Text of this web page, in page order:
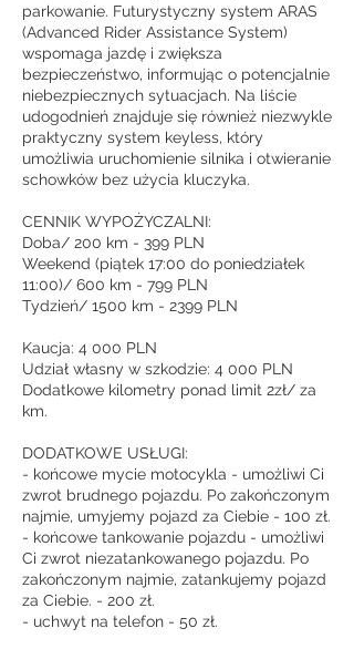
parkowanie. Futurystyczny system ARAS
(Advanced Rider Assistance System)
wspomaga jazdę i zwiększa
bezpieczeństwo, informując o potencjalnie
niebezpiecznych sytuacjach. Na liście
udogodnień znajduje się również niezwykle
praktyczny system keyless, który
umożliwia uruchomienie silnika i otwieranie
schowków bez użycia kluczyka.
CENNIK WYPOŻYCZALNI:
Doba/ 200 km - 399 PLN
Weekend (piątek 17:00 do poniedziałek
11:00)/ 600 km - 799 PLN
Tydzień/ 1500 km - 2399 PLN
Kaucja: 4 000 PLN
Udział własny w szkodzie: 4 000 PLN
Dodatkowe kilometry ponad limit 2zł/ za
km.
DODATKOWE USŁUGI:
- końcowe mycie motocykla - umożliwi Ci
zwrot brudnego pojazdu. Po zakończonym
najmie, umyjemy pojazd za Ciebie - 100 zł.
- końcowe tankowanie pojazdu - umożliwi
Ci zwrot niezatankowanego pojazdu. Po
zakończonym najmie, zatankujemy pojazd
za Ciebie. - 200 zł.
- uchwyt na telefon - 50 zł.